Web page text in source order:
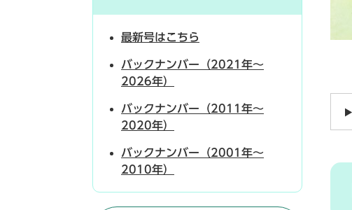
最新号はこちら
バックナンバー（2021年～
2026年）
バックナンバー（2011年～
2020年）
バックナンバー（2001年～
2010年）